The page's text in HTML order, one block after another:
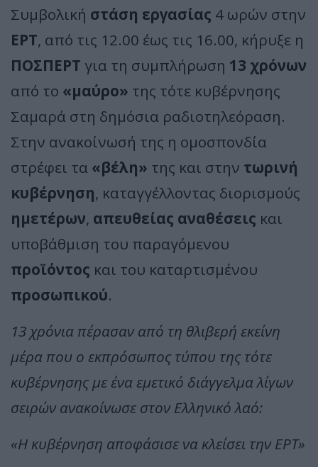
Συμβολική στάση εργασίας 4 ωρών στην
ΕΡΤ, από τις 12.00 έως τις 16.00, κήρυξε η
ΠΟΣΠΕΡΤ για τη συμπλήρωση 13 χρόνων
από το «μαύρο» της τότε κυβέρνησης
Σαμαρά στη δημόσια ραδιοτηλεόραση.
Στην ανακοίνωσή της η ομοσπονδία
στρέφει τα «βέλη» της και στην τωρινή
κυβέρνηση, καταγγέλλοντας διορισμούς
ημετέρων, απευθείας αναθέσεις και
υποβάθμιση του παραγόμενου
προϊόντος και του καταρτισμένου
προσωπικού.
13 χρόνια πέρασαν από τη θλιβερή εκείνη
μέρα που ο εκπρόσωπος τύπου της τότε
κυβέρνησης με ένα εμετικό διάγγελμα λίγων
σειρών ανακοίνωσε στον Ελληνικό λαό:
«Η κυβέρνηση αποφάσισε να κλείσει την ΕΡΤ»